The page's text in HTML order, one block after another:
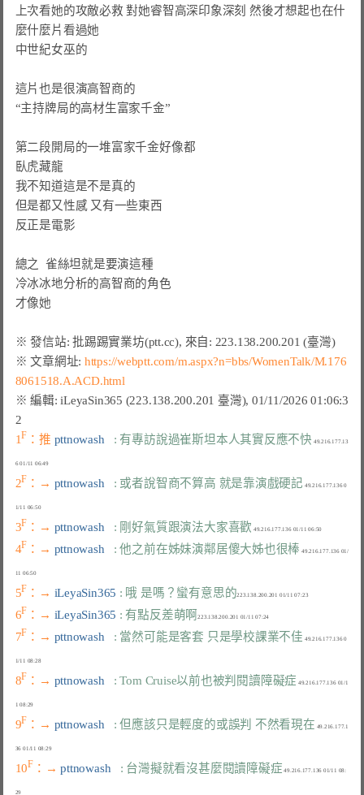
上次看她的攻敵必救 對她睿智高深印象深刻 然後才想起也在什
麼什麼片看過她
中世紀女巫的
這片也是很演高智商的
“主持牌局的高材生富家千金”
第二段開局的一堆富家千金好像都
臥虎藏龍
我不知道這是不是真的
但是都又性感 又有一些東西
反正是電影
總之  雀絲坦就是要演這種
冷冰冰地分析的高智商的角色
※ 發信站: 批踢踢實業坊(ptt.cc), 來自: 223.138.200.201 (臺灣)
※ 文章網址: https://webptt.com/m.aspx?n=bbs/WomenTalk/M.176
8061518.A.ACD.html
※ 編輯: iLeyaSin365 (223.138.200.201 臺灣), 01/11/2026 01:06:3
1F ：推 pttnowash : 有專訪說過崔斯坦本人其實反應不快 49.216.177.13
6 01/11 06:49
2F ：→ pttnowash : 或者說智商不算高 就是靠演戲硬記 49.216.177.136 0
1/11 06:50
3F ：→ pttnowash : 剛好氣質跟演法大家喜歡
4F ：→ pttnowash : 他之前在姊妹演鄰居傻大姊也很棒 49.216.177.136 01/
11 06:50
5F ：→ iLeyaSin365 : 哦 是嗎？蠻有意思的 223.138.200.201 01/11 07:23
6F ：→ iLeyaSin365 : 有點反差萌啊
7F ：→ pttnowash : 當然可能是客套 只是學校課業不佳 49.216.177.136 0
1/11 08:28
8F ：→ pttnowash : Tom Cruise以前也被判閱讀障礙症 49.216.177.136 01/1
9F ：→ pttnowash : 但應該只是輕度的或誤判 不然看現在 49.216.177.1
36 01/11 08:29
10F ：→ pttnowash : 台灣擬就看沒甚麼閱讀障礙症 49.216.177.136 01/11 08: